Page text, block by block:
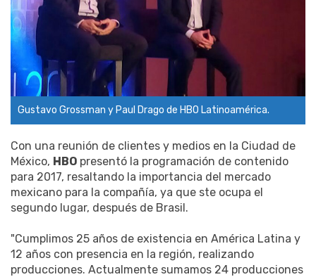
Gustavo Grossman y Paul Drago de HBO Latinoamérica.
Con una reunión de clientes y medios en la Ciudad de
México, HBO presentó la programación de contenido
para 2017, resaltando la importancia del mercado
mexicano para la compañía, ya que ste ocupa el
segundo lugar, después de Brasil.
"Cumplimos 25 años de existencia en América Latina y
12 años con presencia en la región, realizando
producciones. Actualmente sumamos 24 producciones